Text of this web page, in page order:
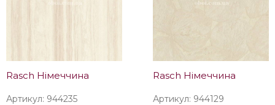
Rasch Німеччина
Артикул: 944235
Rasch Німеччина
Артикул: 944129